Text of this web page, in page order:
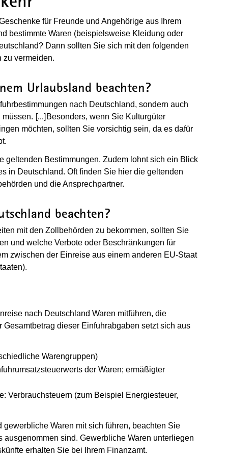
für Freunde und Angehörige aus Ihrem
bestimmte Waren (beispielsweise Kleidung oder
Dann sollten Sie sich mit den folgenden
zu vermeiden.
Urlaubsland beachten?
nach Deutschland, sondern auch
müssen. [...] (Wird in einem neuen Fenster geöffnet)
Besonders, wenn Sie Kulturgüter
möchten, sollten Sie vorsichtig sein, da es dafür
geltenden Bestimmungen. Zudem lohnt sich ein Blick
in Deutschland. Oft finden Sie hier die geltenden
und die Ansprechpartner.
beachten?
mit den Zollbehörden zu bekommen, sollten Sie
und welche Verbote oder Beschränkungen für
zwischen der Einreise aus einem anderen EU-Staat
nach Deutschland Waren mitführen, die
in einem neuen Fenster geöffnet)
Gesamtbetrag dieser Einfuhrabgaben setzt sich aus
Warengruppen)
der Waren; ermäßigter
Verbrauchsteuern (zum Beispiel Energiesteuer,
Waren mit sich führen, beachten Sie
sind. Gewerbliche Waren unterliegen
erhalten Sie bei Ihrem Finanzamt.